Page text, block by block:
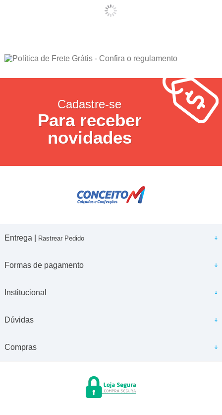
Cadastre-se
Para receber
novidades
Entrega | Rastrear Pedido
Formas de pagamento
Institucional
Dúvidas
Compras